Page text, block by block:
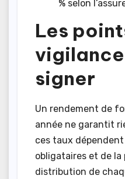
% selon
Les
signer
Un rendement de
année ne garantit
ces taux
obligataires et de
distribution de